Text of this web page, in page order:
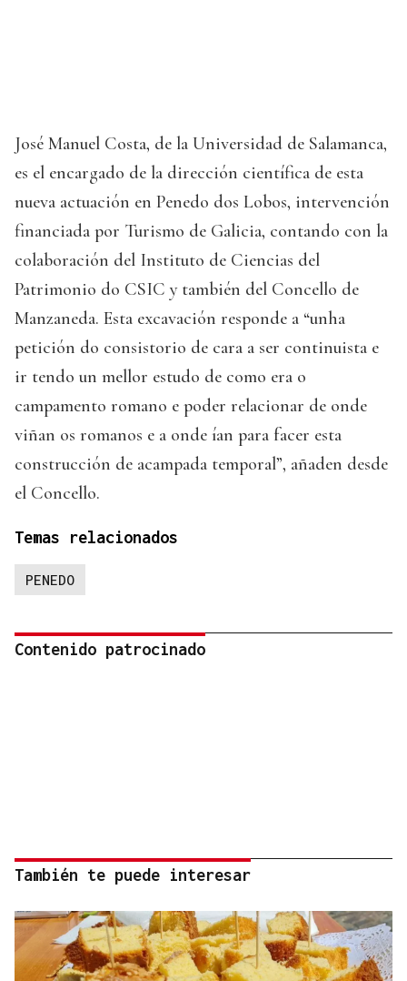
José Manuel Costa, de la Universidad de Salamanca,
es el encargado de la dirección científica de esta
nueva actuación en Penedo dos Lobos, intervención
financiada por Turismo de Galicia, contando con la
colaboración del Instituto de Ciencias del
Patrimonio do CSIC y también del Concello de
Manzaneda. Esta excavación responde a “unha
petición do consistorio de cara a ser continuista e
ir tendo un mellor estudo de como era o
campamento romano e poder relacionar de onde
viñan os romanos e a onde ían para facer esta
construcción de acampada temporal”, añaden desde
el Concello.
Temas relacionados
PENEDO
Contenido patrocinado
También te puede interesar